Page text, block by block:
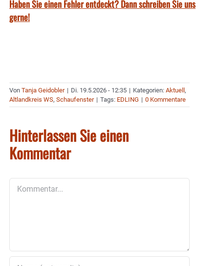
Haben Sie einen Fehler entdeckt? Dann schreiben Sie uns
gerne!
Von Tanja Geidobler | Di. 19.5.2026 - 12:35 | Kategorien: Aktuell ,
Altlandkreis WS, Schaufenster | Tags: EDLING | 0 Kommentare
Hinterlassen Sie einen
Kommentar